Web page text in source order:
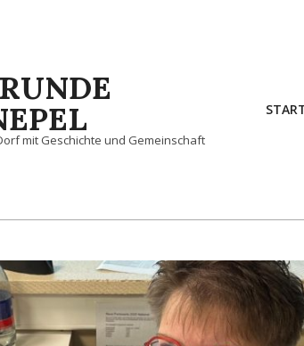
mit Geschichte und Gemeinschaft